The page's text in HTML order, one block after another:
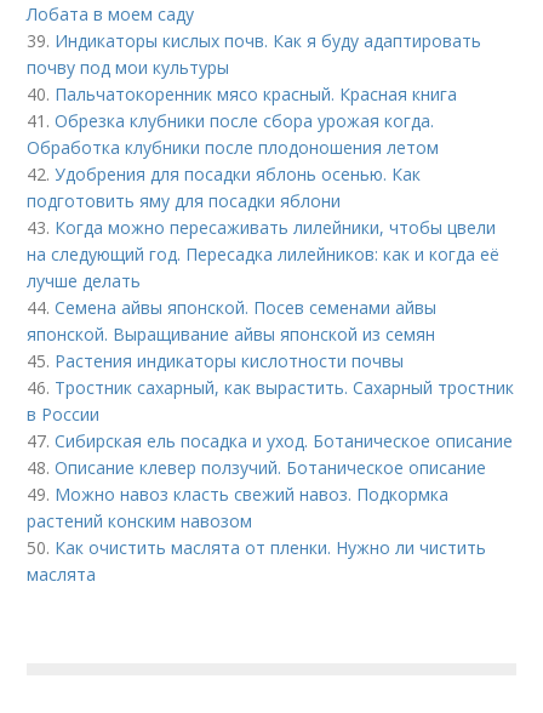
Лобата в моем саду
39. Индикаторы кислых почв. Как я буду адаптировать
почву под мои культуры
40. Пальчатокоренник мясо красный. Красная книга
41.Обрезка клубники после сбора урожая когда.
Обработка клубники после плодоношения летом
42.Удобрения для посадки яблонь осенью. Как
подготовить яму для посадки яблони
43. Когда можно пересаживать лилейники, чтобы цвели
на следующий год. Пересадка лилейников: как и когда её
лучше делать
44.Семена айвы японской. Посев семенами айвы
японской. Выращивание айвы японской из семян
45. Растения индикаторы кислотности почвы
46. Тростник сахарный, как вырастить. Сахарный тростник
в России
47.Сибирская ель посадка и уход. Ботаническое описание
48.Описание клевер ползучий. Ботаническое описание
49. Можно навоз класть свежий навоз. Подкормка
растений конским навозом
50. Как очистить маслята от пленки. Нужно ли чистить
маслята